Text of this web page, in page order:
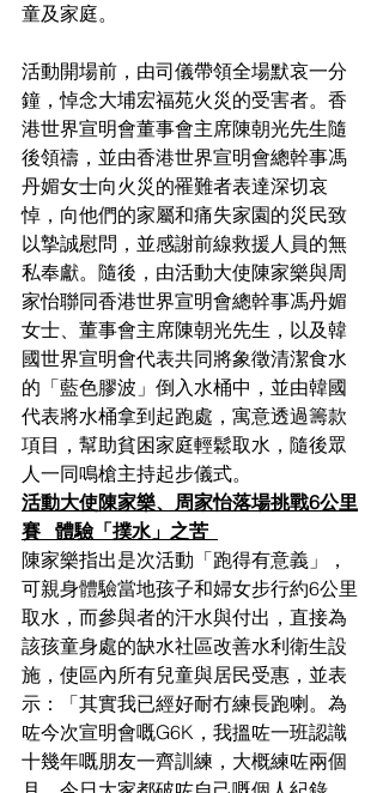
童及家庭。
活動開場前，由司儀帶領全場默哀一分
鐘，悼念大埔宏福苑火災的受害者。香
港世界宣明會董事會主席陳朝光先生隨
後領禱，並由香港世界宣明會總幹事馮
丹媚女士向火災的罹難者表達深切哀
悼，向他們的家屬和痛失家園的災民致
以摯誠慰問，並感謝前線救援人員的無
私奉獻。隨後，由活動大使陳家樂與周
家怡聯同香港世界宣明會總幹事馮丹媚
女士、董事會主席陳朝光先生，以及韓
國世界宣明會代表共同將象徵清潔食水
的「藍色膠波」倒入水桶中，並由韓國
代表將水桶拿到起跑處，寓意透過籌款
項目，幫助貧困家庭輕鬆取水，隨後眾
人一同鳴槍主持起步儀式。
活動大使陳家樂、周家怡落場挑戰6公里
賽   體驗「撲水」之苦
陳家樂指出是次活動「跑得有意義」，
可親身體驗當地孩子和婦女步行約6公里
取水，而參與者的汗水與付出，直接為
該孩童身處的缺水社區改善水利衛生設
施，使區內所有兒童與居民受惠，並表
示：「其實我已經好耐冇練長跑喇。為
咗今次宣明會嘅G6K，我搵咗一班認識
十幾年嘅朋友一齊訓練，大概練咗兩個